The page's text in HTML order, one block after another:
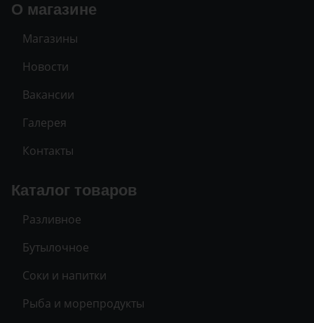
О магазине
Магазины
Новости
Вакансии
Галерея
Контакты
Каталог товаров
Разливное
Бутылочное
Соки и напитки
Рыба и морепродукты